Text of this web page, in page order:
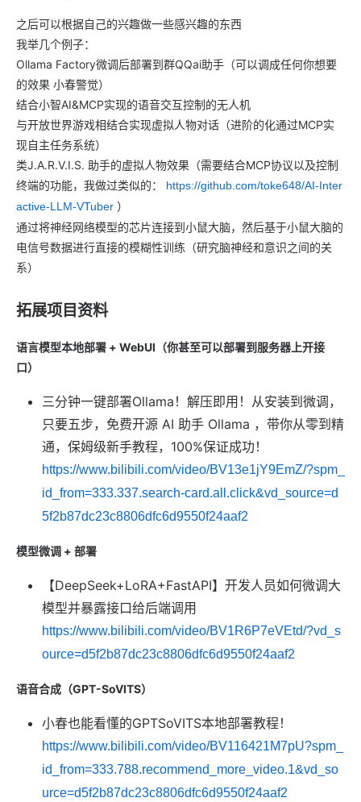
之后可以根据自己的兴趣做一些感兴趣的东西
我举几个例子：
Ollama Factory微调后部署到群QQai助手（可以调成任何你想要
的效果 小春警觉）
结合小智AI&MCP实现的语音交互控制的无人机
与开放世界游戏相结合实现虚拟人物对话（进阶的化通过MCP实
现自主任务系统）
类J.A.R.V.I.S. 助手的虚拟人物效果（需要结合MCP协议以及控制
终端的功能，我做过类似的： https://github.com/toke648/AI-Inter
active-LLM-VTuber ）
通过将神经网络模型的芯片连接到小鼠大脑，然后基于小鼠大脑的
电信号数据进行直接的模糊性训练（研究脑神经和意识之间的关
系）
拓展项目资料
语言模型本地部署 + WebUI（你甚至可以部署到服务器上开接
口）
三分钟一键部署Ollama！解压即用！从安装到微调，
只要五步，免费开源 AI 助手 Ollama ，带你从零到精
通，保姆级新手教程，100%保证成功！
https://www.bilibili.com/video/BV13e1jY9EmZ/?spm_
id_from=333.337.search-card.all.click&vd_source=d
5f2b87dc23c8806dfc6d9550f24aaf2
模型微调 + 部署
【DeepSeek+LoRA+FastAPI】开发人员如何微调大
模型并暴露接口给后端调用
https://www.bilibili.com/video/BV1R6P7eVEtd/?vd_s
ource=d5f2b87dc23c8806dfc6d9550f24aaf2
语音合成（GPT-SoVITS）
小春也能看懂的GPTSoVITS本地部署教程！
https://www.bilibili.com/video/BV116421M7pU?spm_
id_from=333.788.recommend_more_video.1&vd_so
urce=d5f2b87dc23c8806dfc6d9550f24aaf2